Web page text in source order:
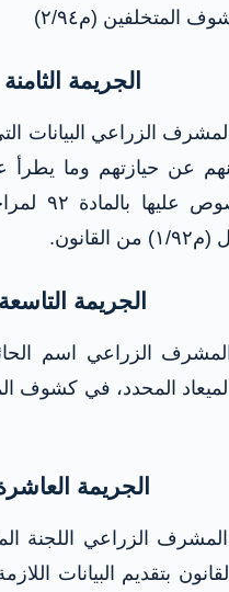
المتخلفين (م٢/٩٤)
الجريمة الثامنة
الزراعي البيانات
عن حيازتهم وما يطرأ
اللجنة
الجريمة التاسعة
الزراعي اسم
الجريمة
الزراعي اللجنة
القانون بتقديم البيانات